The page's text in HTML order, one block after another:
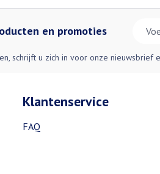
en promoties
schrijft u zich in voor onze nieuwsbrief
Klantenservice
FAQ